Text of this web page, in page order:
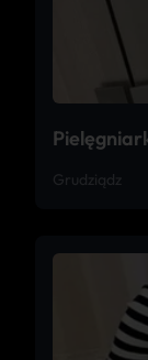
Grudziądz